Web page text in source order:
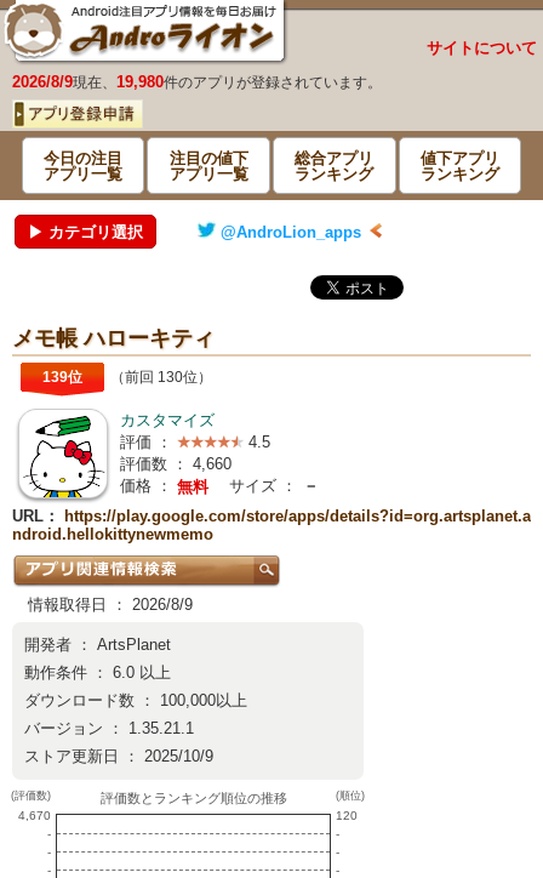
サイトについて
2026/8/9現在、 19,980件のアプリが登録されています。
今日の注目
アプリ一覧
注目の値下
アプリ一覧
総合アプリ
ランキング
値下アプリ
ランキング
▶ カテゴリ選択 @AndroLion_apps
メモ帳 ハローキティ
139位 （前回 130位）
カスタマイズ
評価 ：
4.5
評価数 ： 4,660
価格 ： 無料 サイズ ：
－
URL：
https://play.google.com/store/apps/details?id=org.artsplanet.a
ndroid.hellokittynewmemo
情報取得日 ： 2026/8/9
開発者 ： ArtsPlanet
動作条件 ： 6.0 以上
ダウンロード数 ： 100,000以上
バージョン ： 1.35.21.1
ストア更新日 ： 2025/10/9
(評価数)
4,670
-
-
-
評価数とランキング順位の推移 (順位)
120
-
-
-